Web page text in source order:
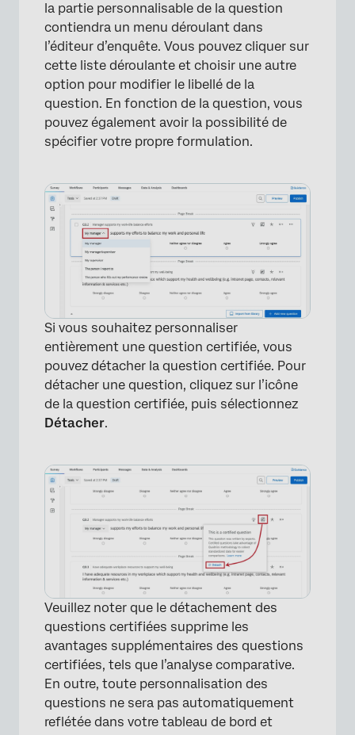
la partie personnalisable de la question
contiendra un menu déroulant dans
l’éditeur d’enquête. Vous pouvez cliquer sur
cette liste déroulante et choisir une autre
option pour modifier le libellé de la
question. En fonction de la question, vous
pouvez également avoir la possibilité de
spécifier votre propre formulation.
Si vous souhaitez personnaliser
entièrement une question certifiée, vous
pouvez détacher la question certifiée. Pour
détacher une question, cliquez sur l’icône
de la question certifiée, puis sélectionnez
Détacher.
Veuillez noter que le détachement des
questions certifiées supprime les
avantages supplémentaires des questions
certifiées, tels que l’analyse comparative.
En outre, toute personnalisation des
questions ne sera pas automatiquement
reflétée dans votre tableau de bord et